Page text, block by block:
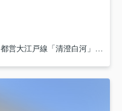
都営大江戸線「清澄白河」駅 徒歩7分